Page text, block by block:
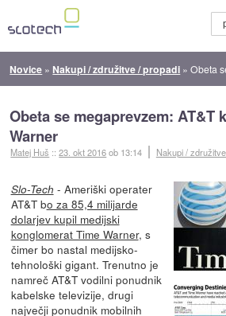
Novice » Nakupi / združitve / propadi »Obeta se
Obeta se megaprevzem: AT&T
Warner
Matej Huš ::23. okt 2016ob 13:14 Nakupi /
Slo-Tech - Ameriški operater
AT&T bo za 85,4 milijarde
dolarjev kupil medijski
konglomerat Time Warner, s
čimer bo nastal medijsko-
tehnološki gigant. Trenutno je
namreč AT&T vodilni ponudnik
kabelske televizije, drugi
največji ponudnik mobilnih